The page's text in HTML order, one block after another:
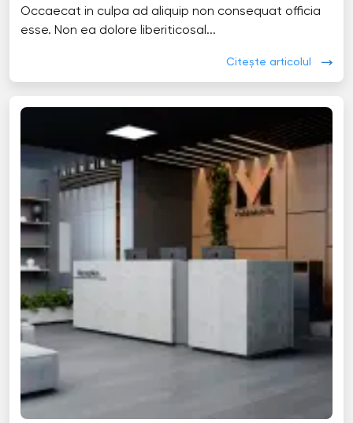
Occaecat in culpa ad aliquip non consequat officia
esse. Non ea dolore liberiticosal...
Citește articolul